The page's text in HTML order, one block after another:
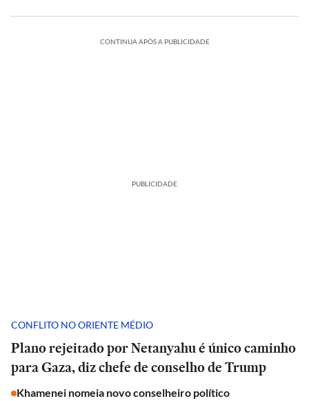
CONTINUA APÓS A PUBLICIDADE
PUBLICIDADE
CONFLITO NO ORIENTE MÉDIO
Plano rejeitado por Netanyahu é único caminho
para Gaza, diz chefe de conselho de Trump
Khamenei nomeia novo conselheiro político